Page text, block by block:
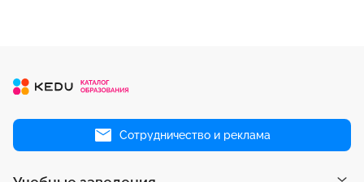
Сотрудничество и реклама